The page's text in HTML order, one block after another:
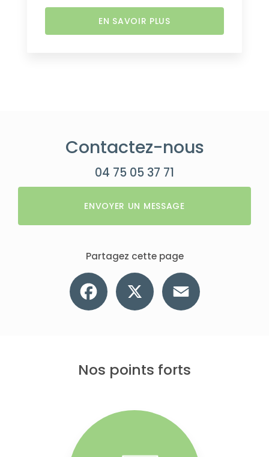
EN SAVOIR PLUS
Contactez-nous
04 75 05 37 71
ENVOYER UN MESSAGE
Partagez cette page
Facebook
Nos points forts